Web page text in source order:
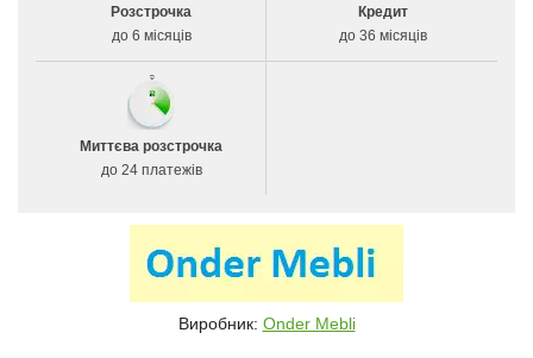
Розстрочка
до 6 місяців
Кредит
до 36 місяців
Миттєва розстрочка
до 24 платежів
Виробник: Onder Mebli